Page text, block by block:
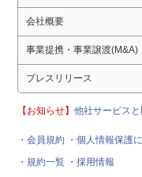
会社概要
事業提携・事業譲渡(M&A)
プレスリリース
【お知らせ】他社サービス
・会員規約 ・個人情報保護
・規約一覧 ・採用情報